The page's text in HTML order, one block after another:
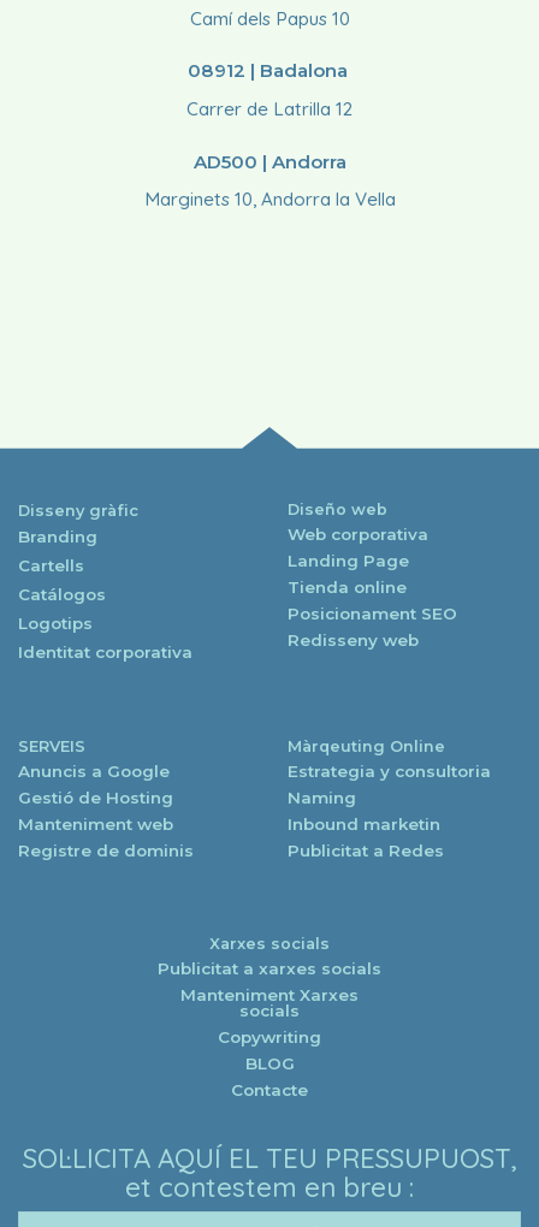
Camí dels Papus 10
08912 | Badalona
Carrer de Latrilla 12
AD500 | Andorra
Marginets 10, Andorra la Vella
Disseny gràfic
Branding
Cartells
Catálogos
Logotips
Identitat corporativa
Diseño web
Web corporativa
Landing Page
Tienda online
Posicionament SEO
Redisseny web
SERVEIS
Anuncis a Google
Gestió de Hosting
Manteniment web
Registre de dominis
Màrqeuting Online
Estrategia y consultoria
Naming
Inbound marketin
Publicitat a Redes
Xarxes socials
Publicitat a xarxes socials
Manteniment Xarxes
socials
Copywriting
BLOG
Contacte
SOL·LICITA AQUÍ EL TEU PRESSUPUOST,
et contestem en breu :